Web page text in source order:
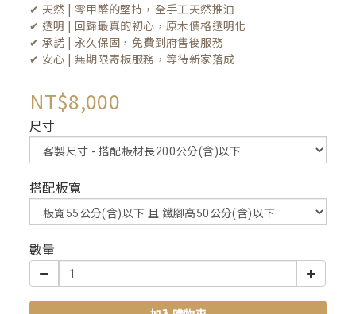
✔ 天然 | 零甲醛的堅持，全手工天然推油
✔ 透明 | 回歸最真的初心，原木價格透明化
✔ 承諾 | 永久保固，免費到府售後服務
✔ 安心 | 無期限寄板服務，等待新家落成
NT$8,000
尺寸
搭配板寬
數量